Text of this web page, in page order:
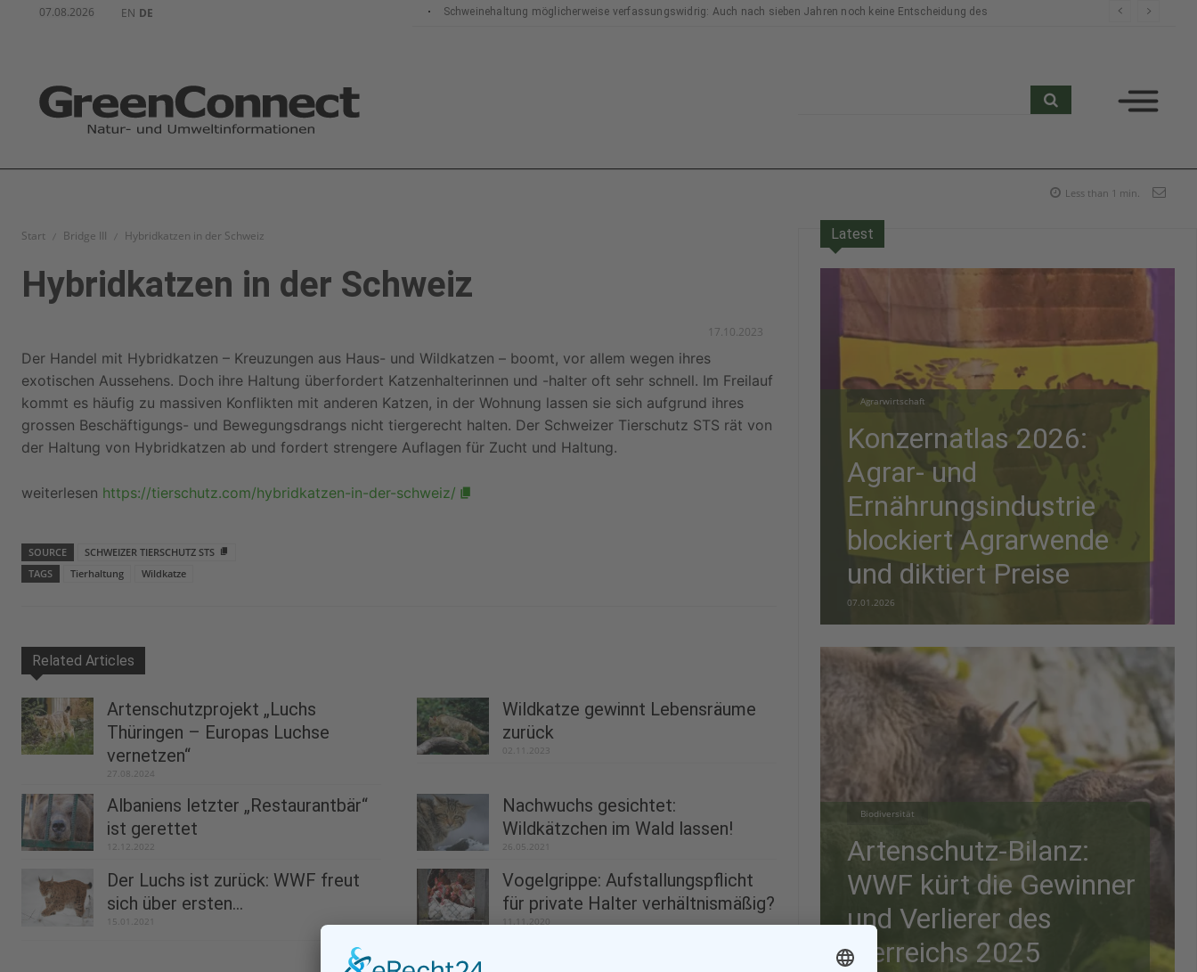
07.08.2026 EN DE
Schweinehaltung möglicherweise verfassungswidrig: Auch nach sieben Jahren noch keine Entscheidung des
Less than 1 min.
Start Bridge III Hybridkatzen in der Schweiz
Hybridkatzen in der Schweiz
17.10.2023
Der Handel mit Hybridkatzen – Kreuzungen aus Haus- und Wildkatzen – boomt, vor allem wegen ihres
exotischen Aussehens. Doch ihre Haltung überfordert Katzenhalterinnen und -halter oft sehr schnell. Im Freilauf
kommt es häufig zu massiven Konflikten mit anderen Katzen, in der Wohnung lassen sie sich aufgrund ihres
grossen Beschäftigungs- und Bewegungsdrangs nicht tiergerecht halten. Der Schweizer Tierschutz STS rät von
der Haltung von Hybridkatzen ab und fordert strengere Auflagen für Zucht und Haltung.
weiterlesen https://tierschutz.com/hybridkatzen-in-der-schweiz/
SOURCE
SCHWEIZER TIERSCHUTZ STS
TAGS
Tierhaltung Wildkatze
Related Articles
Artenschutzprojekt „Luchs
Thüringen – Europas Luchse
vernetzen“
27.08.2024
Wildkatze gewinnt Lebensräume
zurück
02.11.2023
Albaniens letzter „Restaurantbär“
ist gerettet
12.12.2022
Nachwuchs gesichtet:
Wildkätzchen im Wald lassen!
26.05.2021
Der Luchs ist zurück: WWF freut
sich über ersten...
15.01.2021
Vogelgrippe: Aufstallungspflicht
für private Halter verhältnismäßig?
11.11.2020
Latest
Agrarwirtschaft
Konzernatlas 2026:
Agrar- und
Ernährungsindustrie
blockiert Agrarwende
und diktiert Preise
07.01.2026
Biodiversität
Artenschutz-Bilanz:
WWF kürt die Gewinner
und Verlierer des
Tierreichs 2025